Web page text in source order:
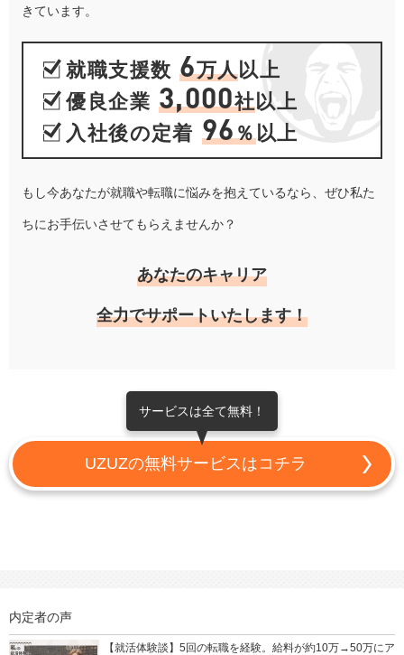
きています。
就職支援数 6万人以上
優良企業 3,000社以上
入社後の定着 96％以上
もし今あなたが就職や転職に悩みを抱えているなら、ぜひ私た
ちにお手伝いさせてもらえませんか？
あなたのキャリア
全力でサポートいたします！
サービスは全て無料！
UZUZの無料サービスはコチラ
内定者の声
【就活体験談】5回の転職を経験。給料が約10万→50万にア